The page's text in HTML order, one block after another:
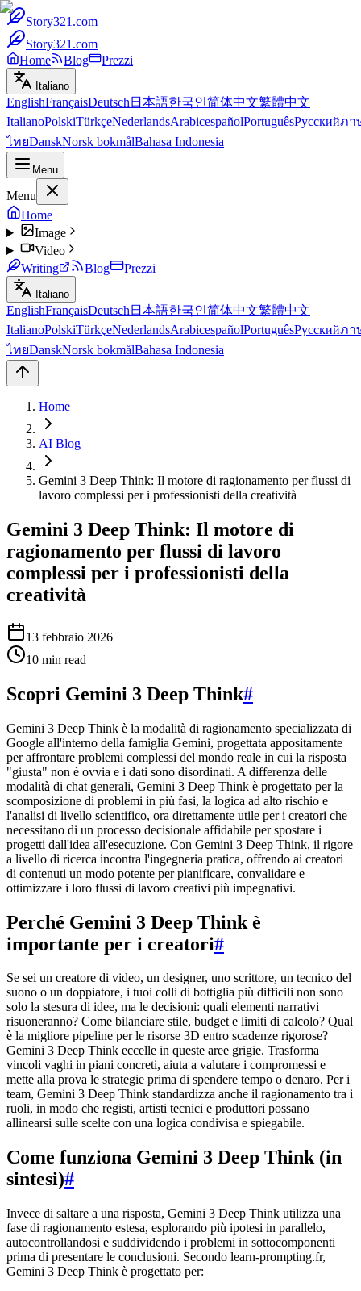
Story321.com
Story321.com
Home
Blog Prezzi
Italiano
EnglishFrançaisDeutsch 日本語한국인简体中文繁體中文
ItalianoPolskiTürkçeNederlandsArabicespañolPortuguêsРусскийภา
ไทยDanskNorsk bokmålBahasa Indonesia
Menu
Menu
Home
Image
Video
Writing
Blog Prezzi
Italiano
EnglishFrançaisDeutsch 日本語한국인简体中文繁體中文
ItalianoPolskiTürkçeNederlandsArabicespañolPortuguêsРусскийภา
ไทยDanskNorsk bokmålBahasa Indonesia
Home
AI Blog
Gemini 3 Deep Think: Il motore di ragionamento per flussi di
lavoro complessi per i professionisti della creatività
Gemini 3 Deep Think: Il motore di
ragionamento per flussi di lavoro
complessi per i professionisti della
creatività
13 febbraio 2026
10 min read
Scopri Gemini 3 Deep Think#
Gemini 3 Deep Think è la modalità di ragionamento specializzata di
Google all'interno della famiglia Gemini, progettata appositamente
per affrontare problemi complessi del mondo reale in cui la risposta
"giusta" non è ovvia e i dati sono disordinati. A differenza delle
modalità di chat generali, Gemini 3 Deep Think è progettato per la
scomposizione di problemi in più fasi, la logica ad alto rischio e
l'analisi di livello scientifico, ora direttamente utile per i creatori che
necessitano di un processo decisionale affidabile per spostare i
progetti dall'idea all'esecuzione. Con Gemini 3 Deep Think, il rigore
a livello di ricerca incontra l'ingegneria pratica, offrendo ai creatori
di contenuti un modo potente per pianificare, convalidare e
ottimizzare i loro flussi di lavoro creativi più impegnativi.
Perché Gemini 3 Deep Think è
importante per i creatori#
Se sei un creatore di video, un designer, uno scrittore, un tecnico del
suono o un doppiatore, i tuoi colli di bottiglia più difficili non sono
solo la stesura di idee, ma le decisioni: quali elementi narrativi
risuoneranno? Come bilanciare stile, budget e limiti di calcolo? Qual
è la migliore pipeline per le risorse 3D entro scadenze rigorose?
Gemini 3 Deep Think eccelle in queste aree grigie. Trasforma
vincoli vaghi in piani concreti, aiuta a valutare i compromessi e
mette alla prova le strategie prima di spendere tempo o denaro. Per i
team, Gemini 3 Deep Think standardizza anche il ragionamento tra i
ruoli, in modo che registi, artisti tecnici e produttori possano
allinearsi sulle scelte con una logica condivisa e spiegabile.
Come funziona Gemini 3 Deep Think (in
sintesi)#
Invece di saltare a una risposta, Gemini 3 Deep Think utilizza una
fase di ragionamento estesa, esplorando più ipotesi in parallelo,
autocontrollandosi e suddividendo i problemi in sottocomponenti
prima di presentare le conclusioni. Secondo learn-prompting.fr,
Gemini 3 Deep Think è progettato per: